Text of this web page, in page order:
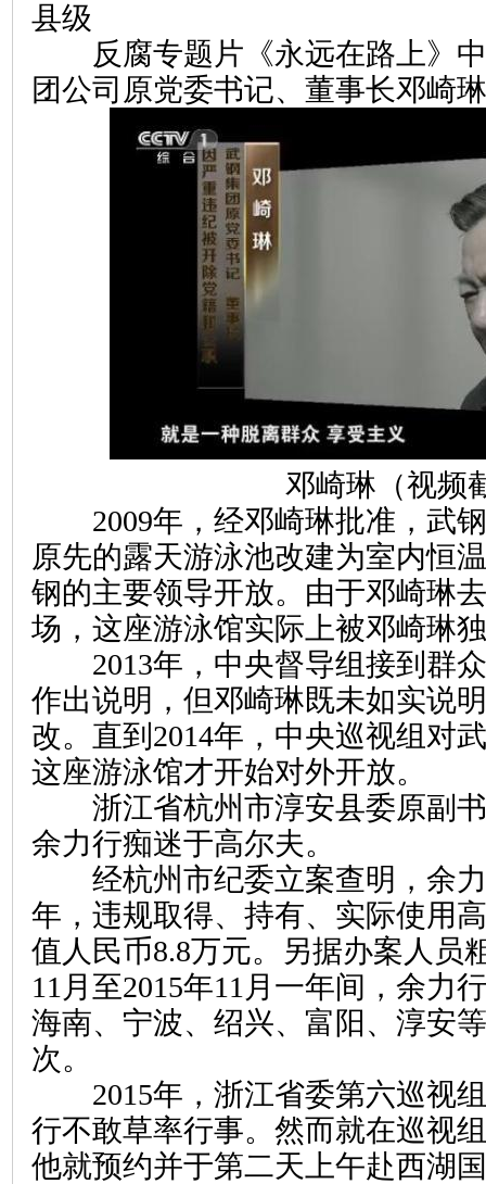
县级
反腐专题片《永远在路上》中
团公司原党委书记、董事长邓崎
邓崎琳（视频
2009年，经邓崎琳批准，武钢
原先的露天游泳池改建为室内恒
钢的主要领导开放。由于邓崎琳
场，这座游泳馆实际上被邓崎琳
2013年，中央督导组接到群众
作出说明，但邓崎琳既未如实说
改。直到2014年，中央巡视组对
这座游泳馆才开始对外开放。
浙江省杭州市淳安县委原副书
余力行痴迷于高尔夫。
经杭州市纪委立案查明，余力
年，违规取得、持有、实际使用
值人民币8.8万元。另据办案人员
11月至2015年11月一年间，余力
海南、宁波、绍兴、富阳、淳安
次。
2015年，浙江省委第六巡视组
行不敢草率行事。然而就在巡视
他就预约并于第二天上午赴西湖